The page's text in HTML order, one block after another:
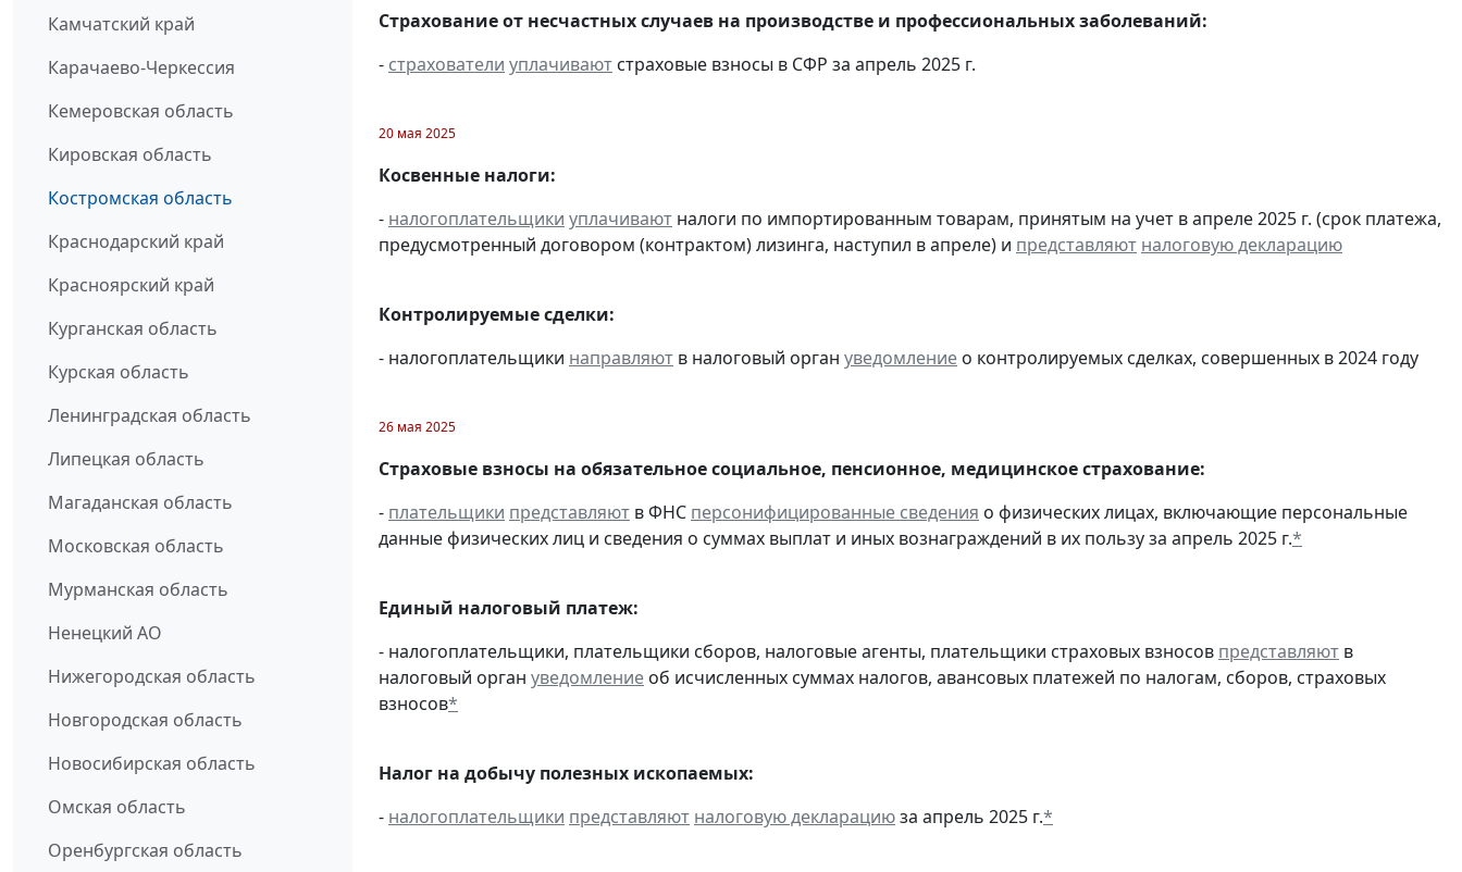
Камчатский край
Карачаево-Черкессия
Кемеровская область
Кировская область
Костромская область
Краснодарский край
Красноярский край
Курганская область
Курская область
Ленинградская область
Липецкая область
Магаданская область
Московская область
Мурманская область
Ненецкий АО
Нижегородская область
Новгородская область
Новосибирская область
Омская область
Оренбургская область
Страхование от несчастных случаев на производстве и профессиональных заболеваний:
- страхователи уплачивают страховые взносы в СФР за апрель 2025 г.
20 мая 2025
Косвенные налоги:
- налогоплательщики уплачивают налоги по импортированным товарам, принятым на учет в апреле 2025 г. (срок платежа,
предусмотренный договором (контрактом) лизинга, наступил в апреле) и представляют налоговую декларацию
Контролируемые сделки:
- налогоплательщики направляют в налоговый орган уведомление о контролируемых сделках, совершенных в 2024 году
26 мая 2025
Страховые взносы на обязательное социальное, пенсионное, медицинское страхование:
- плательщики представляют в ФНС персонифицированные сведения о физических лицах, включающие персональные
данные физических лиц и сведения о суммах выплат и иных вознаграждений в их пользу за апрель 2025 г.*
Единый налоговый платеж:
- налогоплательщики, плательщики сборов, налоговые агенты, плательщики страховых взносов представляют в
налоговый орган уведомление об исчисленных суммах налогов, авансовых платежей по налогам, сборов, страховых
взносов*
Налог на добычу полезных ископаемых:
- налогоплательщики представляют налоговую декларациюза апрель 2025 г.*